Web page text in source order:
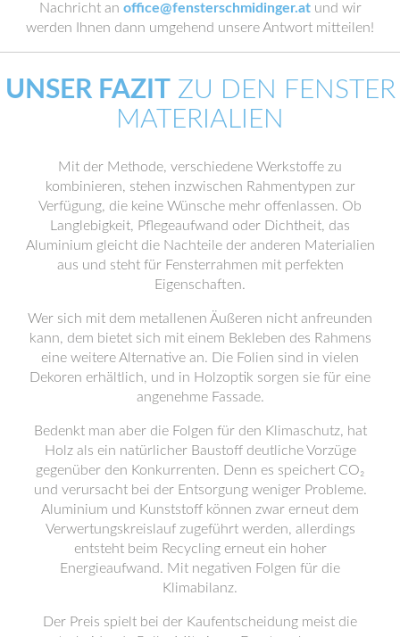
Nachricht an office@fensterschmidinger.atund wir
werden Ihnen dann umgehend unsere Antwort mitteilen!
UNSER FAZITZU DEN FENSTER
MATERIALIEN
Mit der Methode, verschiedene Werkstoffe zu
kombinieren, stehen inzwischen Rahmentypen zur
Verfügung, die keine Wünsche mehr offenlassen. Ob
Langlebigkeit, Pflegeaufwand oder Dichtheit, das
Aluminium gleicht die Nachteile der anderen Materialien
aus und steht für Fensterrahmen mit perfekten
Eigenschaften.
Wer sich mit dem metallenen Äußeren nicht anfreunden
kann, dem bietet sich mit einem Bekleben des Rahmens
eine weitere Alternative an. Die Folien sind in vielen
Dekoren erhältlich, und in Holzoptik sorgen sie für eine
angenehme Fassade.
Bedenkt man aber die Folgen für den Klimaschutz, hat
Holz als ein natürlicher Baustoff deutliche Vorzüge
gegenüber den Konkurrenten. Denn es speichert CO₂
und verursacht bei der Entsorgung weniger Probleme.
Aluminium und Kunststoff können zwar erneut dem
Verwertungskreislauf zugeführt werden, allerdings
entsteht beim Recycling erneut ein hoher
Energieaufwand. Mit negativen Folgen für die
Klimabilanz.
Der Preis spielt bei der Kaufentscheidung meist die